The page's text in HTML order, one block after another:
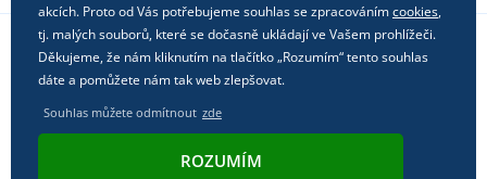
Sledujte nás na sociálních sítích
akcích. Proto od Vás potřebujeme souhlas se zpracovánímcookies,
tj. malých souborů, které se dočasně ukládají ve Vašem prohlížeči.
Děkujeme, že nám kliknutím na tlačítko „Rozumím“ tento souhlas
dáte a pomůžete nám tak web zlepšovat.
Souhlas můžete odmítnout zde
ROZUMÍM